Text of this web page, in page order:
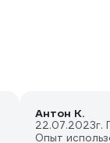
Антон К.
22.07.2023г.
Опыт